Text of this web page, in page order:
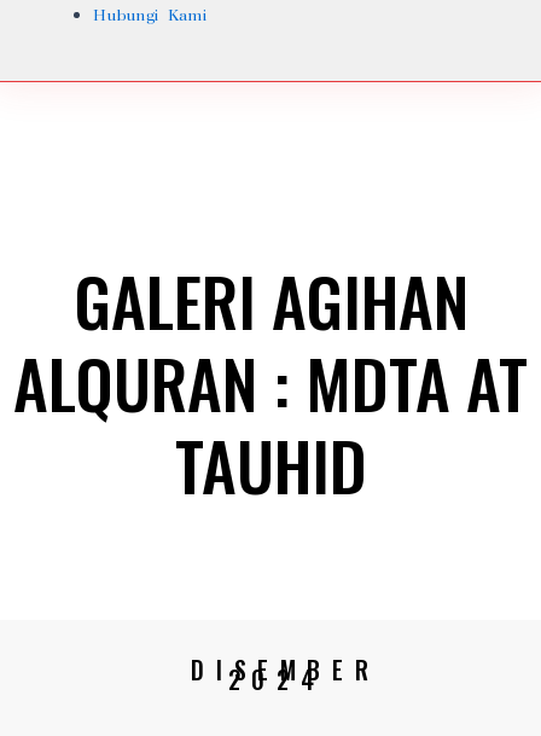
Hubungi Kami
GALERI AGIHAN
ALQURAN : MDTA AT
TAUHID
DISEMBER
2024